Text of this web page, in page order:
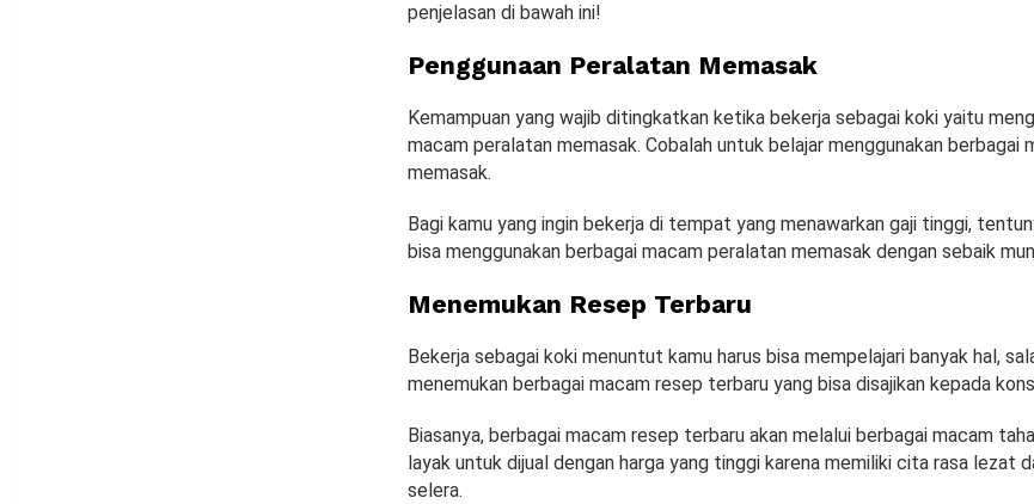
penjelasan di bawah ini!
Penggunaan Peralatan Memasak
Kemampuan yang wajib ditingkatkan ketika bekerja sebagai koki yaitu
macam peralatan memasak. Cobalah untuk belajar menggunakan berbagai
memasak.
Bagi kamu yang ingin bekerja di tempat yang menawarkan gaji tinggi,
bisa menggunakan berbagai macam peralatan memasak dengan sebaik
Menemukan Resep Terbaru
Bekerja sebagai koki menuntut kamu harus bisa mempelajari banyak hal,
menemukan berbagai macam resep terbaru yang bisa disajikan kepada
Biasanya, berbagai macam resep terbaru akan melalui berbagai macam
layak untuk dijual dengan harga yang tinggi karena memiliki cita rasa lezat
selera.